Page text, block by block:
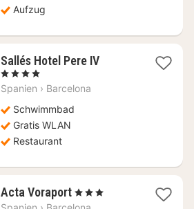
Aufzug
Sallés Hotel Pere IV1
, 4 Sterne
Spanien › Barcelona
Schwimmbad
Gratis WLAN
Restaurant
Acta Voraport1
Nacht
, 3 Sterne